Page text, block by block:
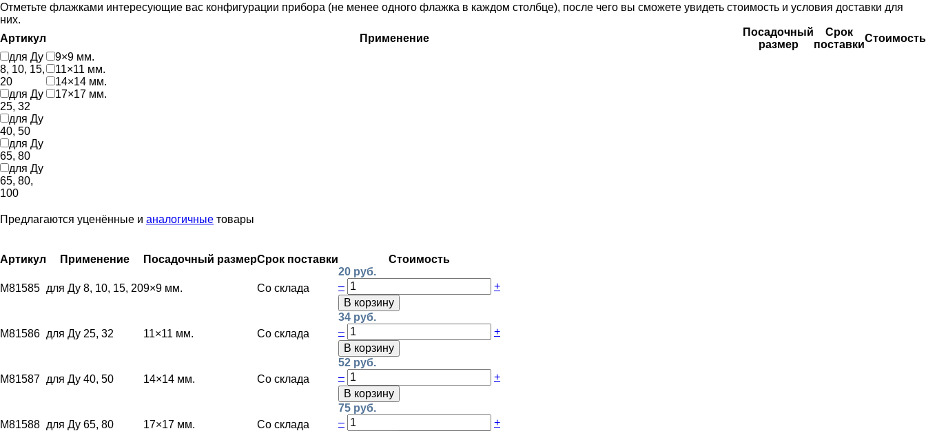
Отметьте флажками интересующие вас конфигурации прибора (не менее одного флажка в каждом столбце), после чего вы сможете увидеть стоимость и условия доставки для
них.
Артикул
Применение
Посадочный
размер
Срок
поставки
Стоимость
для Ду
8, 10, 15,
20
для Ду
25, 32
для Ду
40, 50
для Ду
65, 80
для Ду
65, 80,
100
9×9 мм.
11×11 мм.
14×14 мм.
17×17 мм.
Предлагаются уценённые и аналогичные товары
Артикул Применение Посадочный размерСрок поставки Стоимость
M81585 для Ду 8, 10, 15, 209×9 мм. Со склада
20 руб.
–
+
В корзину
M81586 для Ду 25, 32 11×11 мм. Со склада
34 руб.
–
+
В корзину
M81587 для Ду 40, 50 14×14 мм. Со склада
52 руб.
–
+
В корзину
M81588 для Ду 65, 80 17×17 мм. Со склада
75 руб.
–
+